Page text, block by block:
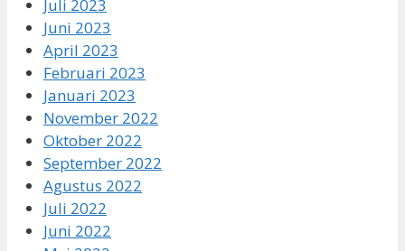
Juli 2023
Juni 2023
April 2023
Februari 2023
Januari 2023
November 2022
Oktober 2022
September 2022
Agustus 2022
Juli 2022
Juni 2022